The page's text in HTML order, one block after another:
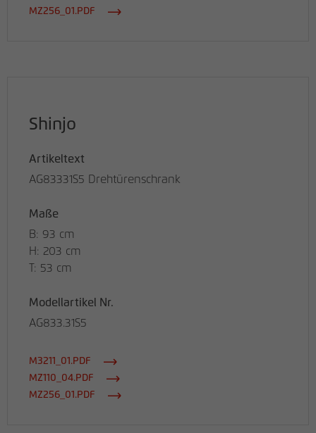
MZ256_01.PDF
Shinjo
Artikeltext
AG83331S5 Drehtürenschrank
Maße
B: 93 cm
H: 203 cm
T: 53 cm
Modellartikel Nr.
AG833.31S5
M3211_01.PDF
MZ110_04.PDF
MZ256_01.PDF